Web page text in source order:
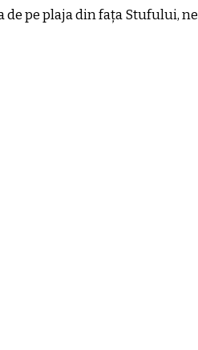
pe plaja din fața Stufului,